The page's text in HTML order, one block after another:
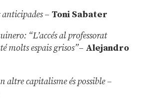
– Toni Sabater
“L’accés al professorat
molts espais grisos”– Alejandro
altre capitalisme és possible –